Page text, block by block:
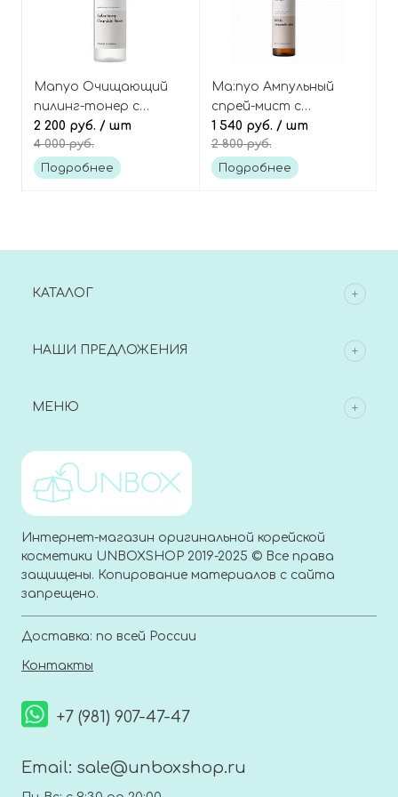
Manyo Очищающий
пилинг-тонер с
комплексом кислот,
Galactomy Clearskin
Toner
2 200 руб. / шт
4 000 руб.
Подробнее
Ma:nyo Ампульный
спрей-мист с
бифидобактериями,
Bifida Ampoule Mist
1 540 руб. / шт
2 800 руб.
Подробнее
КАТАЛОГ
НАШИ ПРЕДЛОЖЕНИЯ
МЕНЮ
Интернет-магазин оригинальной корейской
косметики UNBOXSHOP 2019-2025 © Все права
защищены. Копирование материалов с сайта
запрещено.
Доставка: по всей России
Контакты
+7 (981) 907-47-47
Email: sale@unboxshop.ru